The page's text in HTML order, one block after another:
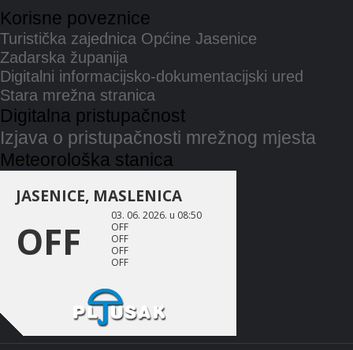
Korisne poveznice
Turistička zajednica Općine Jasenice
Zadarska županija
Digitalni informacijsko-dokumentacijski ured
Stara mrežna stranica
Digitalna pristupačnost
Izjava o pristupačnosti mrežnog mjesta
Meteorološka stanica